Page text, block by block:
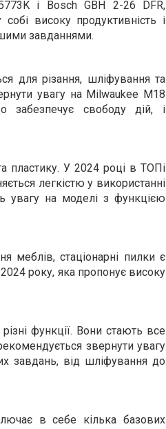
і Bosch GBH 2-26 DFR,
високу продуктивність і
завданнями.
для різання, шліфування та
увагу на Milwaukee M18
забезпечує свободу дій, і
пластику. У 2024 році в ТОПі
легкістю у використанні
увагу на моделі з функцією
меблів, стаціонарні пилки є
року, яка пропонує високу
функції. Вони стають все
звернути увагу
завдань, від шліфування до
в себе кілька базових